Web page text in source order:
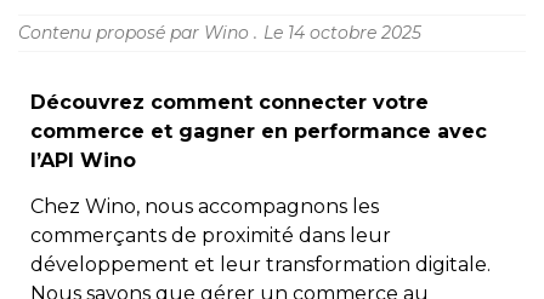
Contenu proposé par Wino . Le 14 octobre 2025
Découvrez comment connecter votre
commerce et gagner en performance avec
l’API Wino
Chez Wino, nous accompagnons les
commerçants de proximité dans leur
développement et leur transformation digitale.
Nous savons que gérer un commerce au